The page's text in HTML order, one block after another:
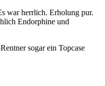
war herrlich. Erholung pur.
Endorphine und
sogar ein Topcase